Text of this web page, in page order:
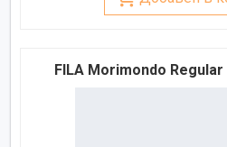
FILA Morimondo